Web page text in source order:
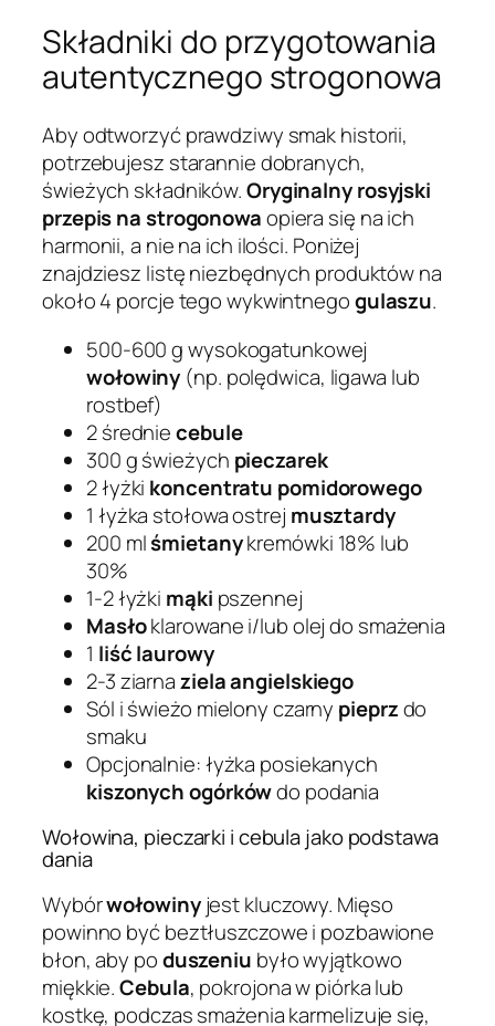
Składniki do przygotowania
autentycznego strogonowa
Aby odtworzyć prawdziwy smak historii,
potrzebujesz starannie dobranych,
świeżych składników.Oryginalny rosyjski
przepis na strogonowaopiera się na ich
harmonii, a nie na ich ilości. Poniżej
znajdziesz listę niezbędnych produktów na
około 4 porcje tego wykwintnegogulaszu.
500-600 g wysokogatunkowej
wołowiny (np. polędwica, ligawa lub
rostbef)
2 średniecebule
300 g świeżych pieczarek
2 łyżki koncentratu pomidorowego
1 łyżka stołowa ostrej musztardy
200 mlśmietanykremówki 18% lub
30%
1-2 łyżki mąki pszennej
Masłoklarowane i/lub olej do smażenia
1 liść laurowy
2-3 ziarnaziela angielskiego
Sól i świeżo mielony czarny pieprzdo
smaku
Opcjonalnie: łyżka posiekanych
kiszonych ogórkówdo podania
Wołowina, pieczarki i cebula jako podstawa
dania
Wybórwołowinyjest kluczowy. Mięso
powinno być beztłuszczowe i pozbawione
błon, aby poduszeniu było wyjątkowo
miękkie.Cebula, pokrojona w piórka lub
kostkę, podczas smażenia karmelizuje się,